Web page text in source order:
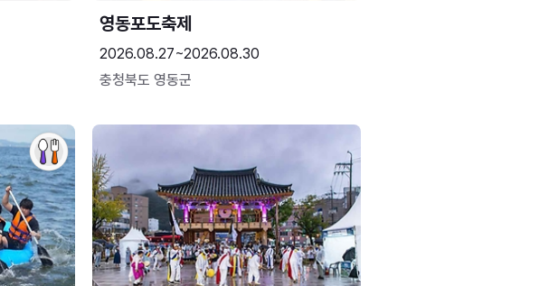
영동포도축제
2026.08.27~2026.08.30
충청북도 영동군